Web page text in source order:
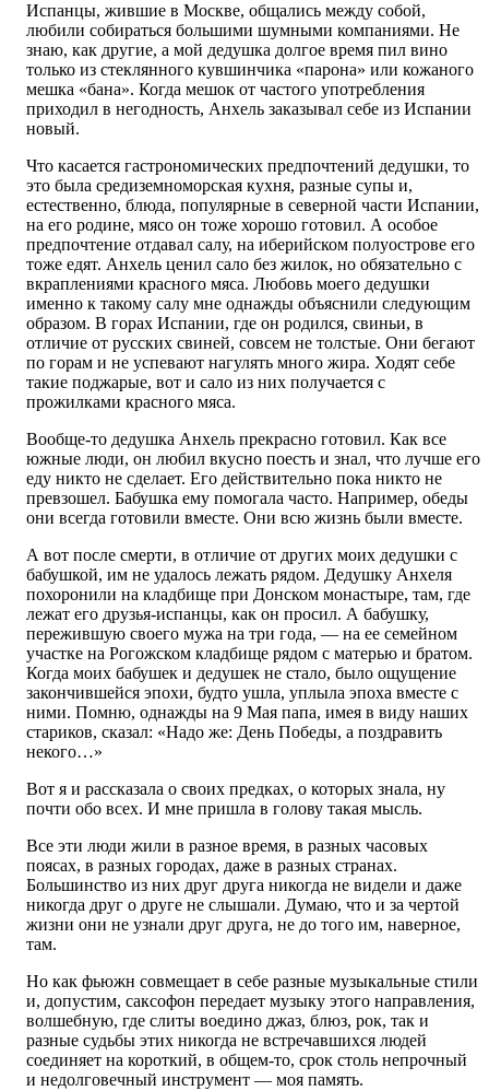
Испанцы, жившие в Москве, общались между собой,
любили собираться большими шумными компаниями. Не
знаю, как другие, а мой дедушка долгое время пил вино
только из стеклянного кувшинчика «парона» или кожаного
мешка «бана». Когда мешок от частого употребления
приходил в негодность, Анхель заказывал себе из Испании
новый.
Что касается гастрономических предпочтений дедушки, то
это была средиземноморская кухня, разные супы и,
естественно, блюда, популярные в северной части Испании,
на его родине, мясо он тоже хорошо готовил. А особое
предпочтение отдавал салу, на иберийском полуострове его
тоже едят. Анхель ценил сало без жилок, но обязательно с
вкраплениями красного мяса. Любовь моего дедушки
именно к такому салу мне однажды объяснили следующим
образом. В горах Испании, где он родился, свиньи, в
отличие от русских свиней, совсем не толстые. Они бегают
по горам и не успевают нагулять много жира. Ходят себе
такие поджарые, вот и сало из них получается с
прожилками красного мяса.
Вообще-то дедушка Анхель прекрасно готовил. Как все
южные люди, он любил вкусно поесть и знал, что лучше его
еду никто не сделает. Его действительно пока никто не
превзошел. Бабушка ему помогала часто. Например, обеды
они всегда готовили вместе. Они всю жизнь были вместе.
А вот после смерти, в отличие от других моих дедушки с
бабушкой, им не удалось лежать рядом. Дедушку Анхеля
похоронили на кладбище при Донском монастыре, там, где
лежат его друзья-испанцы, как он просил. А бабушку,
пережившую своего мужа на три года, — на ее семейном
участке на Рогожском кладбище рядом с матерью и братом.
Когда моих бабушек и дедушек не стало, было ощущение
закончившейся эпохи, будто ушла, уплыла эпоха вместе с
ними. Помню, однажды на 9 Мая папа, имея в виду наших
стариков, сказал: «Надо же: День Победы, а поздравить
некого…»
Вот я и рассказала о своих предках, о которых знала, ну
почти обо всех. И мне пришла в голову такая мысль.
Все эти люди жили в разное время, в разных часовых
поясах, в разных городах, даже в разных странах.
Большинство из них друг друга никогда не видели и даже
никогда друг о друге не слышали. Думаю, что и за чертой
жизни они не узнали друг друга, не до того им, наверное,
там.
Но как фьюжн совмещает в себе разные музыкальные стили
и, допустим, саксофон передает музыку этого направления,
волшебную, где слиты воедино джаз, блюз, рок, так и
разные судьбы этих никогда не встречавшихся людей
соединяет на короткий, в общем-то, срок столь непрочный
и недолговечный инструмент — моя память.